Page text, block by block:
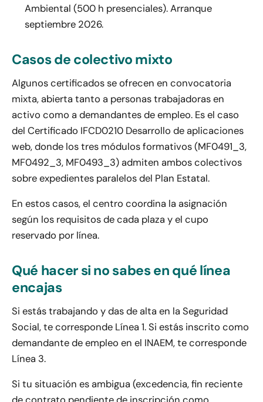
Ambiental (500 h presenciales). Arranque
septiembre 2026.
Casos de colectivo mixto
Algunos certificados se ofrecen en convocatoria
mixta, abierta tanto a personas trabajadoras en
activo como a demandantes de empleo. Es el caso
del Certificado IFCD0210 Desarrollo de aplicaciones
web, donde los tres módulos formativos (MF0491_3,
MF0492_3, MF0493_3) admiten ambos colectivos
sobre expedientes paralelos del Plan Estatal.
En estos casos, el centro coordina la asignación
según los requisitos de cada plaza y el cupo
reservado por línea.
Qué hacer si no sabes en qué línea
encajas
Si estás trabajando y das de alta en la Seguridad
Social, te corresponde Línea 1. Si estás inscrito como
demandante de empleo en el INAEM, te corresponde
Línea 3.
Si tu situación es ambigua (excedencia, fin reciente